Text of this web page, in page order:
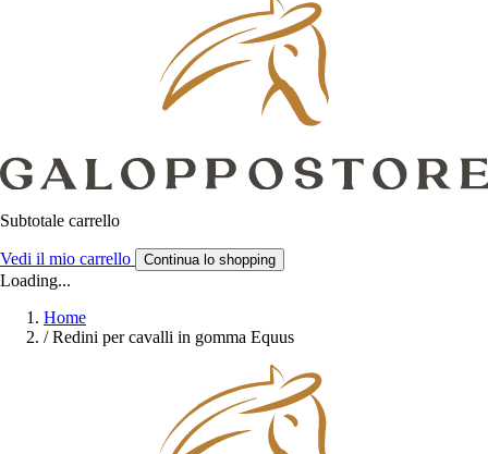
Subtotale carrello
Vedi il mio carrello Continua lo shopping
Loading...
Home
/ Redini per cavalli in gomma Equus